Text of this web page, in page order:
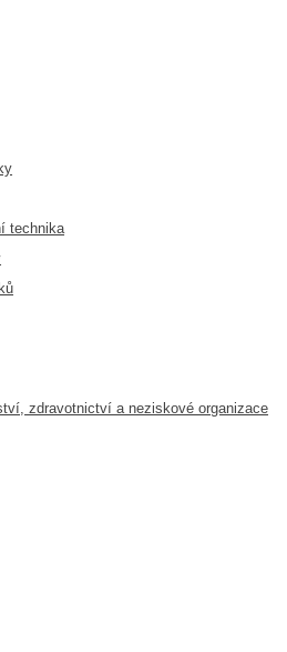
technika
zdravotnictví a neziskové organizace